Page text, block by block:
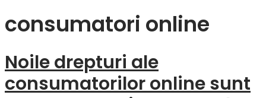
consumatori online
Noile drepturi ale
consumatorilor online sunt